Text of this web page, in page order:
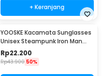
+ Keranjang
YOOSKE Kacamata Sunglasses
Unisex Steampunk Iron Man
Tony Stark - 3023
Rp22.200
Rp43.900 50%